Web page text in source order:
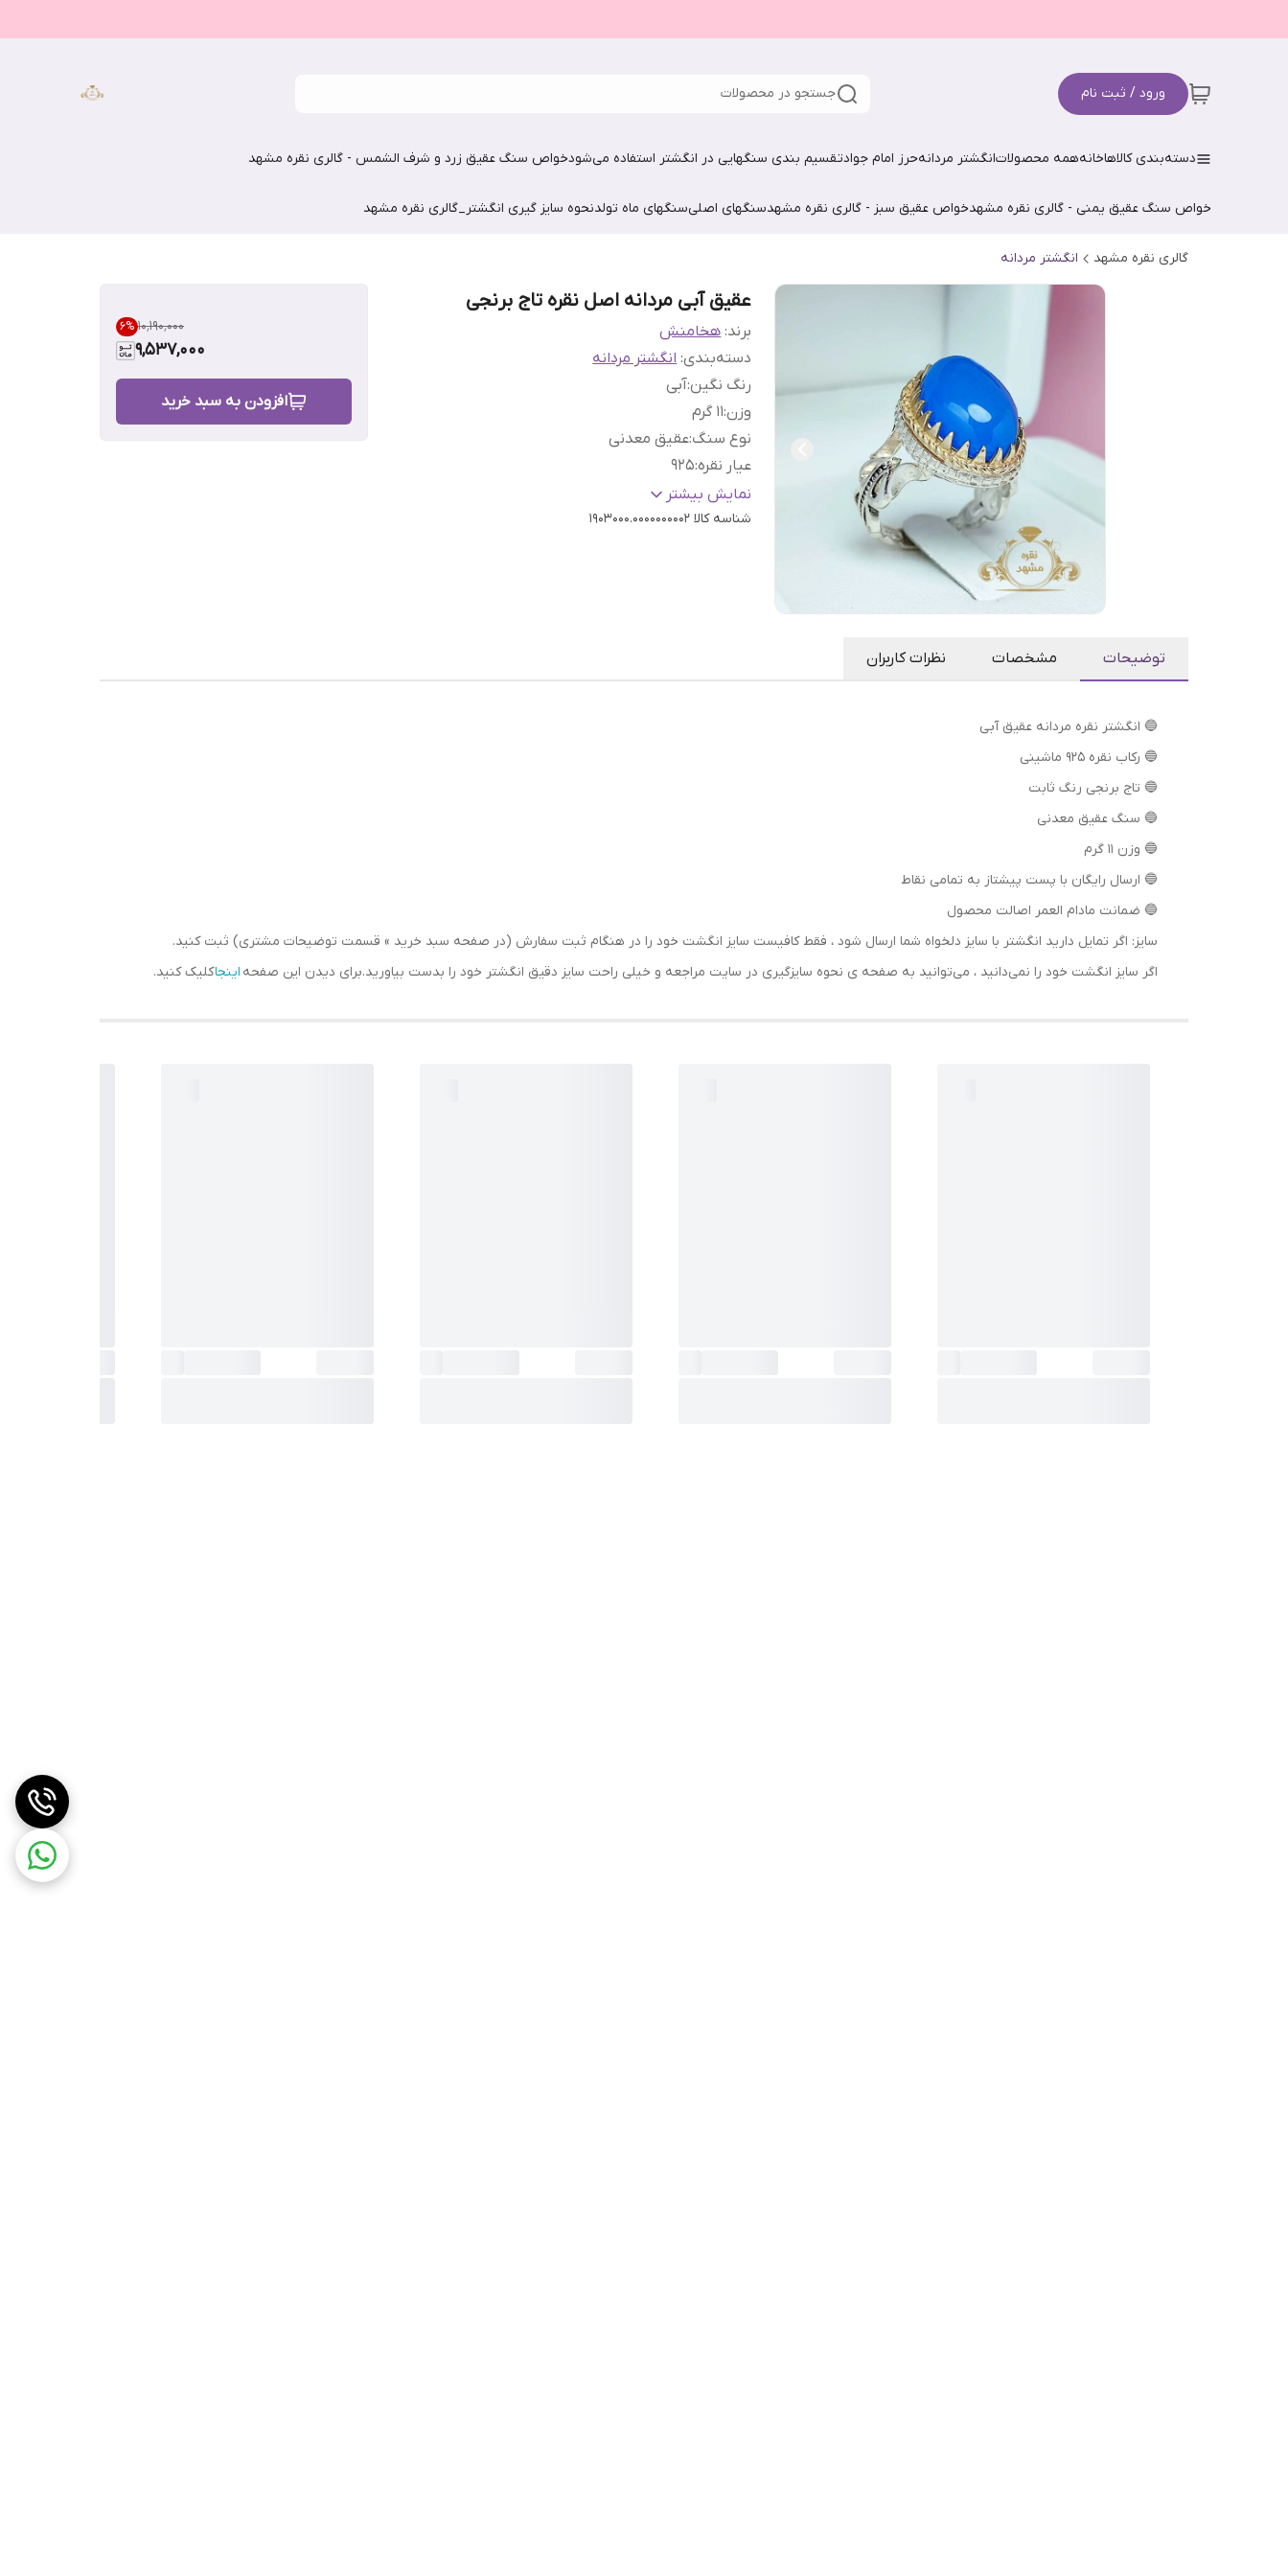
ورود / ثبت نام جستجو در محصولات
دسته‌بندی کالاهاخانههمه محصولاتانگشتر مردانهحرز امام جوادتقسیم بندی سنگهایی در انگشتر استفاده می‌شودخواص سنگ عقیق زرد و شرف الشمس - گالری نقره مشهد
خواص سنگ عقیق یمنی - گالری نقره مشهدخواص عقیق سبز - گالری نقره مشهدسنگهای اصلیسنگهای ماه تولدنحوه سایز گیری انگشتر_گالری نقره مشهد
گالری نقره مشهد انگشتر مردانه
عقیق آبی مردانه اصل نقره تاج برنجی
برند: هخامنش
دسته‌بندی:انگشتر مردانه
رنگ نگین:آبی
وزن:1۱ گرم
نوع سنگ:عقیق معدنی
عیار نقره:
925
سایز:دلخواه
نمایش بیشتر
شناسه کالا 1903000.0000000002
۱۰٬۱۹۰٬۰۰۰ 6%
9,537,000
افزودن به سبد خرید
توضیحات مشخصات نظرات کاربران
🔵 انگشتر نقره مردانه عقیق آبی
🔵 رکاب نقره 925 ماشینی
🔵 تاج برنجی رنگ ثابت
🔵 سنگ عقیق معدنی
🔵 وزن 11 گرم
🔵 ارسال رایگان با پست پیشتاز به تمامی نقاط
🔵 ضمانت مادام العمر اصالت محصول
سایز: اگر تمایل دارید انگشتر با سایز دلخواه شما ارسال شود ، فقط کافیست سایز انگشت خود را در هنگام ثبت سفارش (در صفحه سبد خرید » قسمت توضیحات مشتری) ثبت کنید.
اگر سایز انگشت خود را نمی‌دانید ، می‌توانید به صفحه ی نحوه سایزگیری در سایت مراجعه و خیلی راحت سایز دقیق انگشتر خود را بدست بیاورید.برای دیدن این صفحه اینجاکلیک کنید.